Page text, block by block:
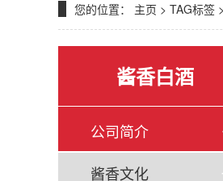
您的位置： 主页 > TAG标签
酱香白酒
公司简介
酱香文化